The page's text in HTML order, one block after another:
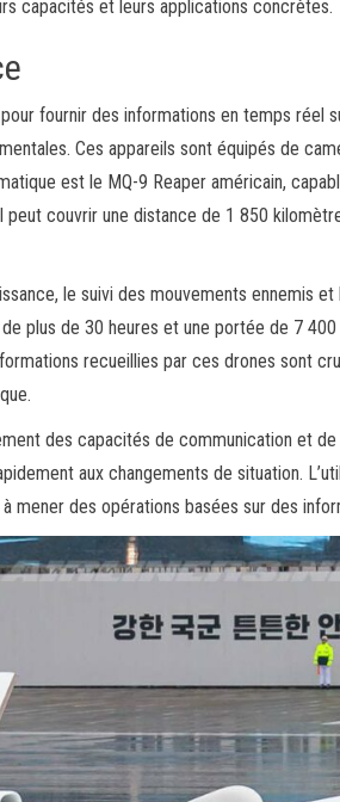
capacités et leurs applications concrètes.
fournir des informations en temps réel
Ces appareils sont équipés de
est le MQ-9 Reaper américain,
peut couvrir une distance de 1 850
le suivi des mouvements ennemis
plus de 30 heures et une portée de 7
recueillies par ces drones sont
des capacités de communication et
aux changements de situation.
mener des opérations basées sur des